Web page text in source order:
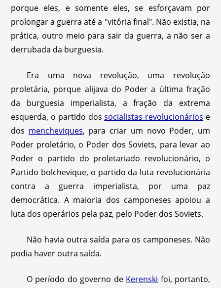
porque eles, e somente eles, se esforçavam por
prolongar a guerra até a "vitória final". Não existia, na
prática, outro meio para sair da guerra, a não ser a
derrubada da burguesia.
Era uma nova revolução, uma revolução
proletária, porque alijava do Poder a última fração
da burguesia imperialista, a fração da extrema
esquerda, o partido dossocialistas revolucionários e
dos mencheviques, para criar um novo Poder, um
Poder proletário, o Poder dos Soviets, para levar ao
Poder o partido do proletariado revolucionário, o
Partido bolchevique, o partido da luta revolucionária
contra a guerra imperialista, por uma paz
democrática. A maioria dos camponeses apoiou a
luta dos operários pela paz, pelo Poder dos Soviets.
Não havia outra saída para os camponeses. Não
podia haver outra saída.
O período do governo de Kerenski foi, portanto,